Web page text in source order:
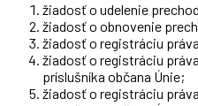
žiadosť o udelenie
žiadosť o obnovenie
žiadosť o registráciu
žiadosť o registráciu
príslušníka občana Únie;
žiadosť o registráciu